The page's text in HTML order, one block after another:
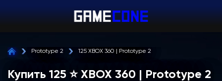
Prototype 2 125 XBOX 360 | Prototype 2
Купить 125 ⭐ XBOX 360 | Prototype 2